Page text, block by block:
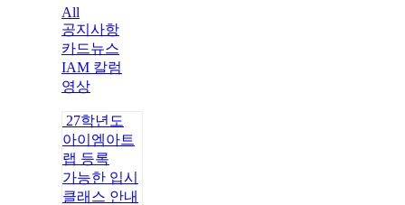
All
공지사항
카드뉴스
IAM 칼럼
영상
27학년도
아이엠아트
랩 등록
가능한 입시
클래스 안내